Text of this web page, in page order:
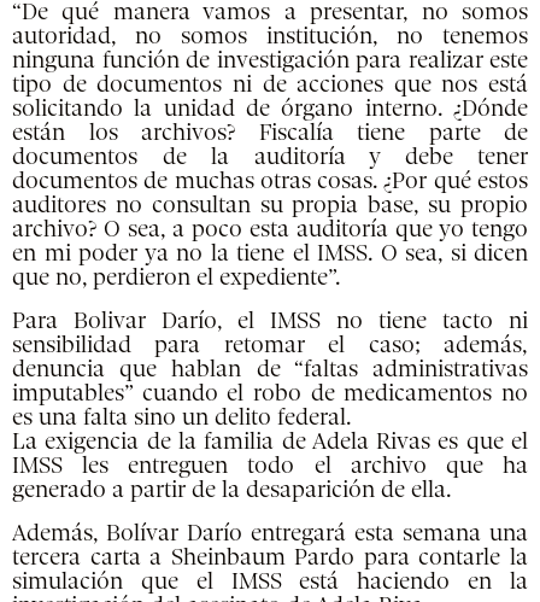
“De qué manera vamos a presentar, no somos
autoridad, no somos institución, no tenemos
ninguna función de investigación para realizar este
tipo de documentos ni de acciones que nos está
solicitando la unidad de órgano interno. ¿Dónde
están los archivos? Fiscalía tiene parte de
documentos de la auditoría y debe tener
documentos de muchas otras cosas. ¿Por qué estos
auditores no consultan su propia base, su propio
archivo? O sea, a poco esta auditoría que yo tengo
en mi poder ya no la tiene el IMSS. O sea, si dicen
que no, perdieron el expediente”.
Para Bolivar Darío, el IMSS no tiene tacto ni
sensibilidad para retomar el caso; además,
denuncia que hablan de “faltas administrativas
imputables” cuando el robo de medicamentos no
es una falta sino un delito federal.
La exigencia de la familia de Adela Rivas es que el
IMSS les entreguen todo el archivo que ha
generado a partir de la desaparición de ella.
Además, Bolívar Darío entregará esta semana una
tercera carta a Sheinbaum Pardo para contarle la
simulación que el IMSS está haciendo en la